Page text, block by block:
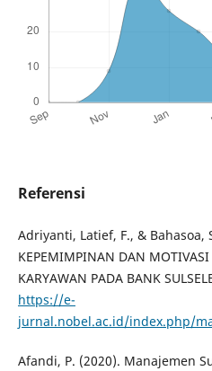
Referensi
Adriyanti, Latief, F., & Bahasoa,
KEPEMIMPINAN DAN MOTIVASI
KARYAWAN PADA BANK
https://e-
jurnal.nobel.ac.id/index.php/
Afandi, P. (2020). Manajemen